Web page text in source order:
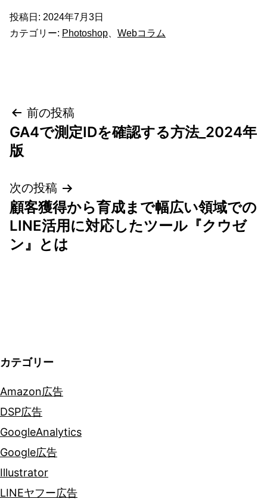
投稿日: 2024年7月3日
カテゴリー: Photoshop Webコラム
投
稿
ビ
ゲ
ー
前の投稿
GA4で測定IDを確認する方法_2024年
版
次の投稿
顧客獲得から育成まで幅広い領域での
LINE活用に対応したツール『クウゼ
ン』とは
カテゴリー
Amazon広告
DSP広告
GoogleAnalytics
Google広告
Illustrator
LINEヤフー広告